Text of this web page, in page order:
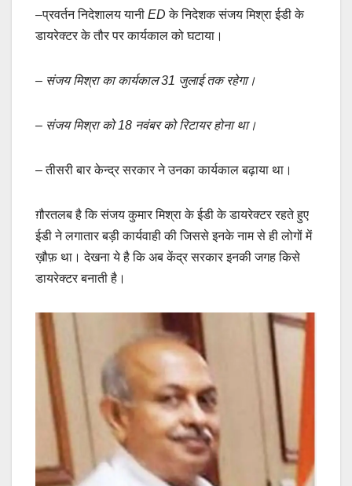
–प्रवर्तन निदेशालय यानी EDके निदेशक संजय मिश्रा ईडी के
डायरेक्टर के तौर पर कार्यकाल को घटाया।
– संजय मिश्रा का कार्यकाल 31 जुलाई तक रहेगा।
– संजय मिश्रा को 18 नवंबर को रिटायर होना था।
–तीसरी बार केन्द्र सरकार ने उनका कार्यकाल बढ़ाया था।
ग़ौरतलब है कि संजय कुमार मिश्रा के ईडी के डायरेक्टर रहते हुए
ईडी ने लगातार बड़ी कार्यवाही की जिससे इनके नाम से ही लोगों में
ख़ौफ़ था। देखना ये है कि अब केंद्र सरकार इनकी जगह किसे
डायरेक्टर बनाती है।